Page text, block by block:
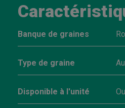
Banque de graines
Type de graine
Disponible à l'unité